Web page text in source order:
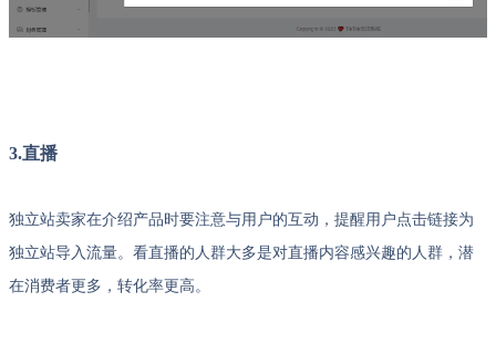
3.直播
独立站卖家在介绍产品时要注意与用户的互动，提醒用户点击链接为
独立站导入流量。看直播的人群大多是对直播内容感兴趣的人群，潜
在消费者更多，转化率更高。